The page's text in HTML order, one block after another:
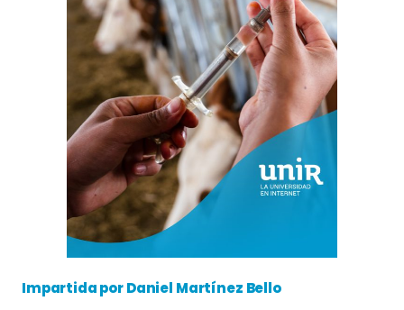
Impartida por Daniel Martínez Bello